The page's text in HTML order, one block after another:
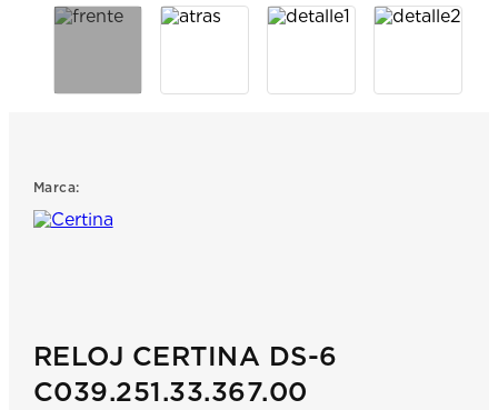
Marca:
RELOJ CERTINA DS-6
C039.251.33.367.00